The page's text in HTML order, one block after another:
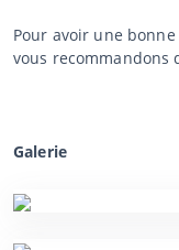
Pour avoir une
vous recommandons
Galerie